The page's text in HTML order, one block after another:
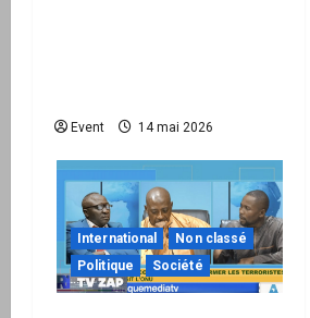
Event 14 mai 2026
International
Non classé
Politique
Société